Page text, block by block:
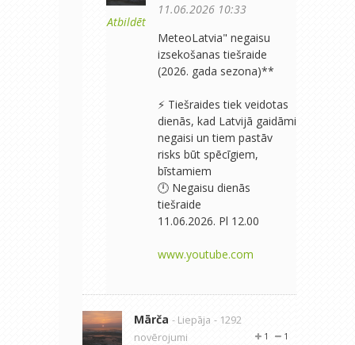
Atbildēt
11.06.2026 10:33
MeteoLatvia" negaisu
izsekošanas tiešraide
(2026. gada sezona)**
⚡ Tiešraides tiek veidotas
dienās, kad Latvijā gaidāmi
negaisi un tiem pastāv
risks būt spēcīgiem,
bīstamiem
🕛 Negaisu dienās
tiešraide
11.06.2026. Pl 12.00
www.youtube.com
Mārča - Liepāja - 1292
novērojumi
1
1